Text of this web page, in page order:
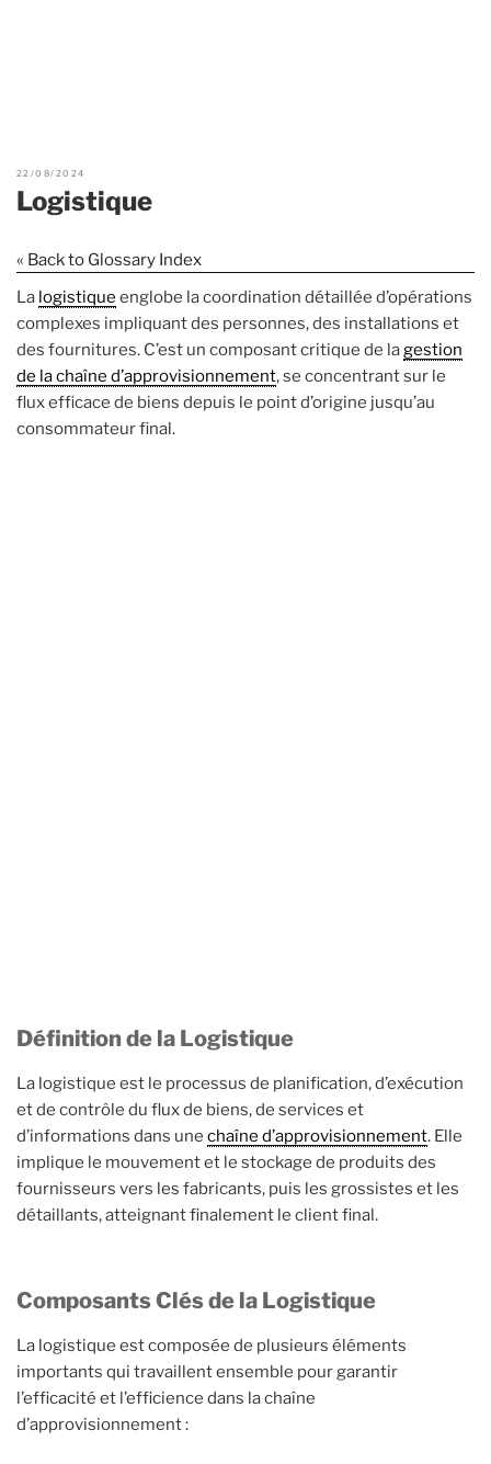
22/08/2024
Logistique
« Back to Glossary Index
La logistique englobe la coordination détaillée d’opérations
complexes impliquant des personnes, des installations et
des fournitures. C’est un composant critique de la gestion
de la chaîne d’approvisionnement, se concentrant sur le
flux efficace de biens depuis le point d’origine jusqu’au
consommateur final.
Définition de la Logistique
La logistique est le processus de planification, d’exécution
et de contrôle du flux de biens, de services et
d’informations dans une chaîne d’approvisionnement. Elle
implique le mouvement et le stockage de produits des
fournisseurs vers les fabricants, puis les grossistes et les
détaillants, atteignant finalement le client final.
Composants Clés de la Logistique
La logistique est composée de plusieurs éléments
importants qui travaillent ensemble pour garantir
l’efficacité et l’efficience dans la chaîne
d’approvisionnement :